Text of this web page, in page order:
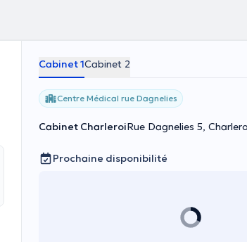
Cabinet 1Cabinet 2
Centre Médical rue Dagnelies
Cabinet CharleroiRue Dagnelies 5,
Prochaine disponibilité